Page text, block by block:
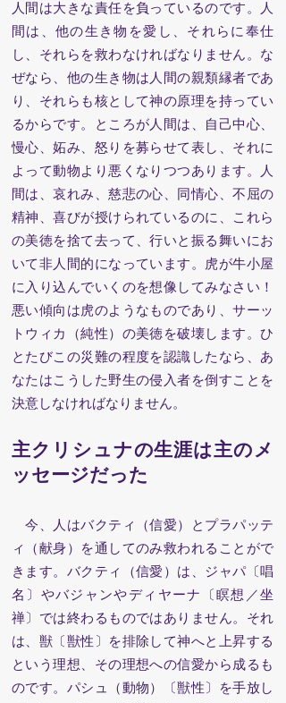
人間は大きな責任を負っているのです。人
間は、他の生き物を愛し、それらに奉仕
し、それらを救わなければなりません。な
ぜなら、他の生き物は人間の親類縁者であ
り、それらも核として神の原理を持ってい
るからです。ところが人間は、自己中心、
慢心、妬み、怒りを募らせて表し、それに
よって動物より悪くなりつつあります。人
間は、哀れみ、慈悲の心、同情心、不屈の
精神、喜びが授けられているのに、これら
の美徳を捨て去って、行いと振る舞いにお
いて非人間的になっています。虎が牛小屋
に入り込んでいくのを想像してみなさい！
悪い傾向は虎のようなものであり、サーッ
トウィカ（純性）の美徳を破壊します。ひ
とたびこの災難の程度を認識したなら、あ
なたはこうした野生の侵入者を倒すことを
決意しなければなりません。
主クリシュナの生涯は主のメ
ッセージだった
今、人はバクティ（信愛）とプラパッテ
ィ（献身）を通してのみ救われることがで
きます。バクティ（信愛）は、ジャパ〔唱
名〕やバジャンやディヤーナ〔瞑想／坐
禅〕では終わるものではありません。それ
は、獣〔獣性〕を排除して神へと上昇する
という理想、その理想への信愛から成るも
のです。パシュ（動物）〔獣性〕を手放し